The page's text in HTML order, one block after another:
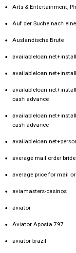
Arts & Entertainment,
Auf der Suche nach
Auslandische Brute
cash advance
cash advance
average mail order
average price for mail
aviamasters-casinos
aviator
Aviator Aposta 797
aviator brazil